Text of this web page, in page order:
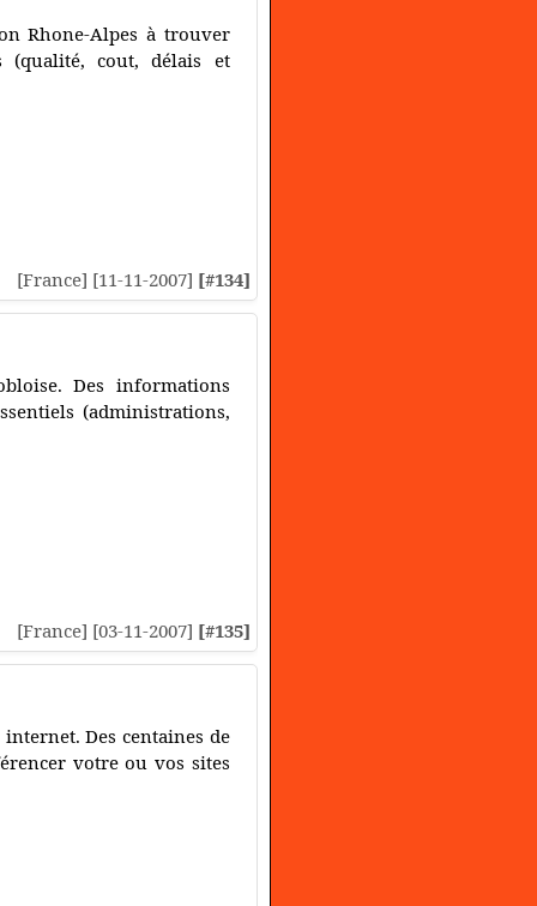
Rhone-Alpes à trouver
cout, délais et
[France] [11-11-2007] [#134]
Des informations
(administrations,
[France] [03-11-2007] [#135]
Des centaines de
votre ou vos sites